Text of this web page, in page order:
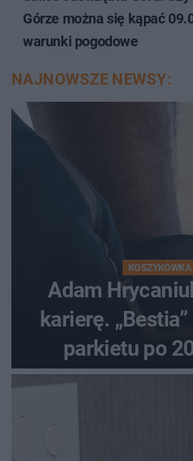
Górze można się kąpać
warunki pogodowe
NAJNOWSZE NEWSY:
KOSZYKÓWKA
Adam
karierę.
parkietu po